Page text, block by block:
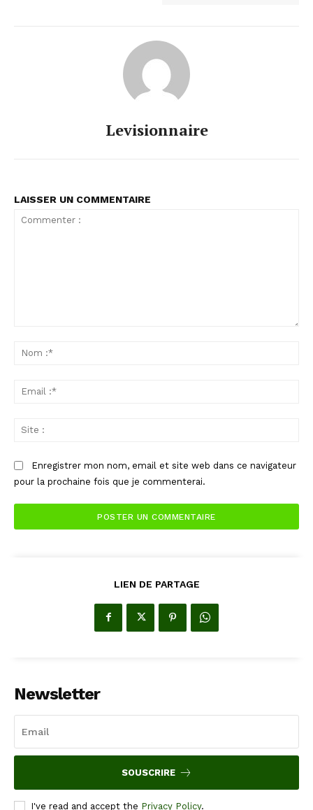
Levisionnaire
LAISSER UN COMMENTAIRE
Enregistrer mon nom, email et site web dans ce navigateur
pour la prochaine fois que je commenterai.
LIEN DE PARTAGE
Newsletter
SOUSCRIRE
I've read and accept the Privacy Policy.